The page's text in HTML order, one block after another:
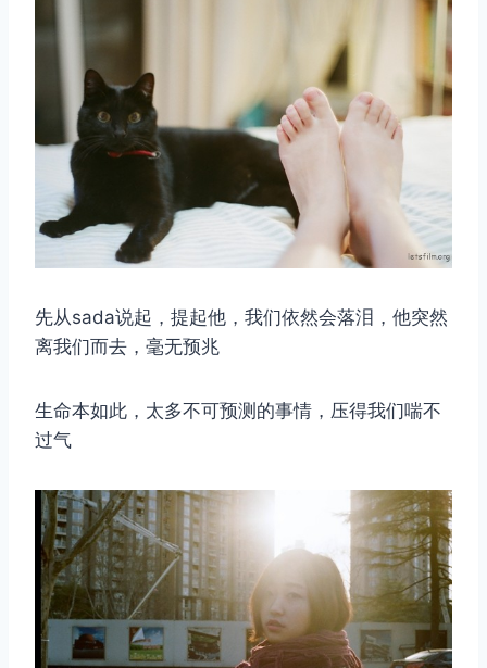
先从sada说起，提起他，我们依然会落泪，他突然
离我们而去，毫无预兆
生命本如此，太多不可预测的事情，压得我们喘不
过气